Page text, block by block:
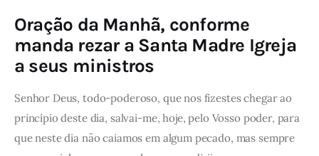
Oração da Manhã, conforme
manda rezar a Santa Madre Igreja
a seus ministros
Senhor Deus, todo-poderoso, que nos fizestes chegar ao
princípio deste dia, salvai-me, hoje, pelo Vosso poder, para
que neste dia não caiamos em algum pecado, mas sempre